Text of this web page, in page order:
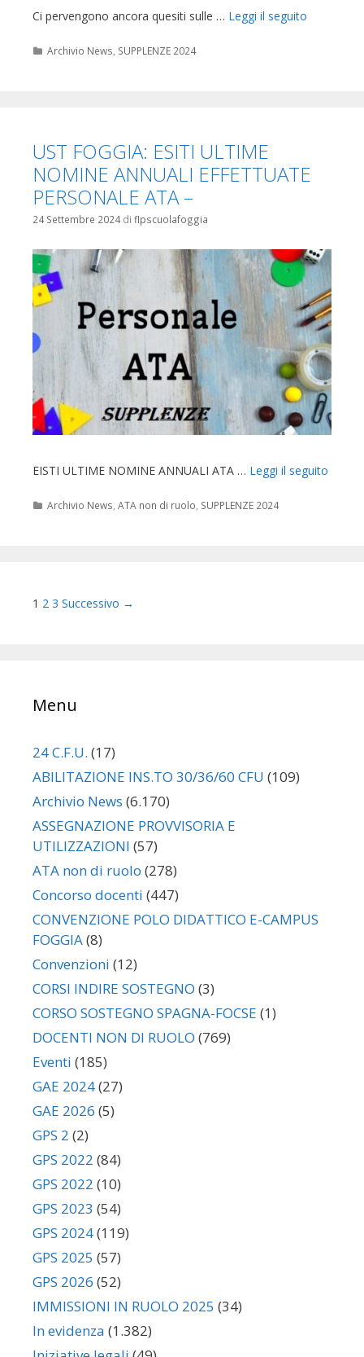
Ci pervengono ancora quesiti sulle … Leggi il seguito
Categorie
Archivio News SUPPLENZE 2024
UST FOGGIA: ESITI ULTIME
NOMINE ANNUALI EFFETTUATE
PERSONALE ATA –
24 Settembre 2024 di flpscuolafoggia
EISTI ULTIME NOMINE ANNUALI ATA … Leggi il seguito
Categorie
Archivio News ATA non di ruolo SUPPLENZE 2024
Navigazione
1 2 3 Successivo →
Menu
24 C.F.U. (17)
ABILITAZIONE INS.TO 30/36/60 CFU (109)
Archivio News (6.170)
ASSEGNAZIONE PROVVISORIA E
UTILIZZAZIONI (57)
ATA non di ruolo (278)
Concorso docenti (447)
CONVENZIONE POLO DIDATTICO E-CAMPUS
FOGGIA(8)
Convenzioni (12)
CORSI INDIRE SOSTEGNO (3)
CORSO SOSTEGNO SPAGNA-FOCSE (1)
DOCENTI NON DI RUOLO (769)
Eventi (185)
GAE 2024(27)
GAE 2026 (5)
GPS 2 (2)
GPS 2022 (84)
GPS 2022 (10)
GPS 2023 (54)
GPS 2024(119)
GPS 2025 (57)
GPS 2026 (52)
IMMISSIONI IN RUOLO 2025 (34)
In evidenza (1.382)